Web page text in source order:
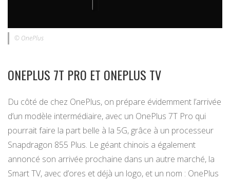
© OnePlus
ONEPLUS 7T PRO ET ONEPLUS TV
Du côté de chez OnePlus, on prépare évidemment l’arrivée
d’un modèle intermédiaire, avec un OnePlus 7T Pro qui
pourrait faire la part belle à la 5G, grâce à un processeur
Snapdragon 855 Plus. Le géant chinois a également
annoncé son arrivée prochaine dans un autre marché, la
Smart TV, avec d’ores et déjà un logo, et un nom : OnePlus